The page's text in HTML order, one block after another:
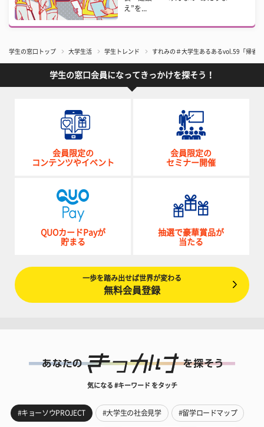
え”を...
学生の窓口トップ 大学生活 学生トレンド すれみの＃大学生あるあるvol.59「帰省」
学生の窓口会員になってきっかけを探そう！
会員限定の
コンテンツやイベント
会員限定の
セミナー開催
QUOカードPayが
貯まる
抽選で豪華賞品が
当たる
一歩を踏み出せば世界が変わる
無料会員登録
気になる #キーワード をタッチ
#キョーソウPROJECT #大学生の社会見学 #留学ロードマップ